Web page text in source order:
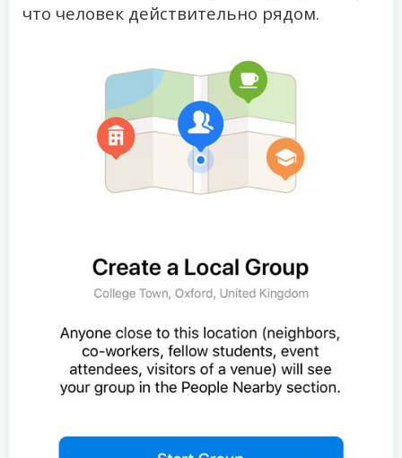
что человек действительно рядом.